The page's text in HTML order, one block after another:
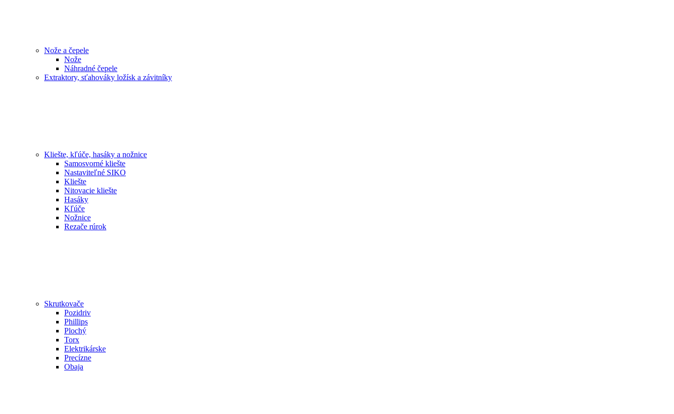
Nože a čepele
Nože
Náhradné čepele
Extraktory, sťahováky ložísk a závitníky
Kliešte, kľúče, hasáky a nožnice
Samosvorné kliešte
Nastaviteľné SIKO
Kliešte
Nitovacie kliešte
Hasáky
Kľúče
Nožnice
Rezače rúrok
Skrutkovače
Pozidriv
Phillips
Plochý
Torx
Elektrikárske
Precízne
Obaja